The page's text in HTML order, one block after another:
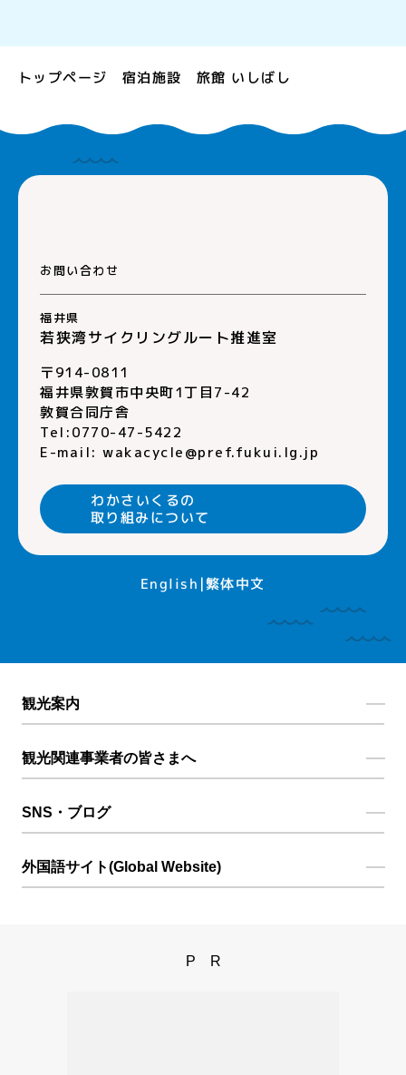
トップページ 宿泊施設 旅館 いしばし
お問い合わせ
福井県
若狭湾サイクリングルート推進室
〒914-0811
福井県敦賀市中央町1丁目7-42
敦賀合同庁舎
Tel:0770-47-5422
E-mail: wakacycle@pref.fukui.lg.jp
わかさいくるの
取り組みについて
English 繁体中文
観光案内
観光関連事業者の皆さまへ
SNS・ブログ
外国語サイト(Global Website)
PR